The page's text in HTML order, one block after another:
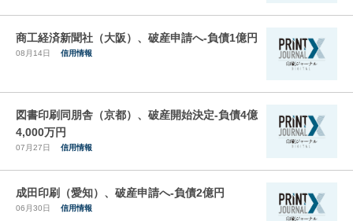
商工経済新聞社（大阪）、破産申請へ-負債1億円
08月14日 信用情報
図書印刷同朋舎（京都）、破産開始決定-負債4億
4,000万円
07月27日 信用情報
成田印刷（愛知）、破産申請へ-負債2億円
06月30日 信用情報